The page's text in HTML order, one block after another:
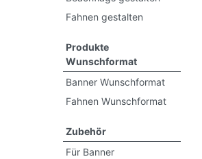
Fahnen gestalten
Produkte
Wunschformat
Banner Wunschformat
Fahnen Wunschformat
Zubehör
Für Banner